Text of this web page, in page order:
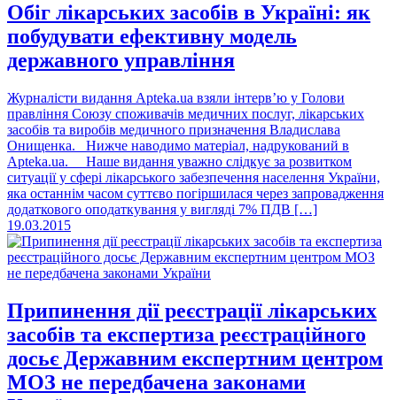
Обіг лікарських засобів в Україні: як
побудувати ефективну модель
державного управління
Журналісти видання Apteka.ua взяли інтерв’ю у Голови
правління Союзу споживачів медичних послуг, лікарських
засобів та виробів медичного призначення Владислава
Онищенка. Нижче наводимо матеріал, надрукований в
Apteka.ua. Наше видання уважно слідкує за розвитком
ситуації у сфері лікарського забезпечення населення України,
яка останнім часом суттєво погіршилася через запровадження
додаткового оподаткування у вигляді 7% ПДВ […]
19.03.2015
Припинення дії реєстрації лікарських
засобів та експертиза реєстраційного
досьє Державним експертним центром
МОЗ не передбачена законами